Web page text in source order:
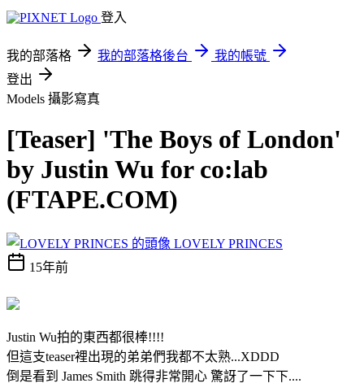
登入
我的部落格 我的部落格後台
我的帳號
登出
Models 攝影寫真
[Teaser] 'The Boys of London'
by Justin Wu for co:lab
(FTAPE.COM)
LOVELY PRINCES
15年前
Justin Wu拍的東西都很棒!!!!
但這支teaser裡出現的弟弟們我都不太熟...XDDD
倒是看到 James Smith 跳得非常開心 驚訝了一下下....